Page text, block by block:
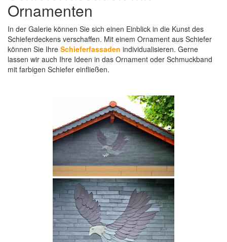
Ornamenten
In der Galerie können Sie sich einen Einblick in die Kunst des
Schieferdeckens verschaffen. Mit einem Ornament aus Schiefer
können Sie Ihre Schieferfassaden individualisieren. Gerne
lassen wir auch Ihre Ideen in das Ornament oder Schmuckband
mit farbigen Schiefer einfließen.